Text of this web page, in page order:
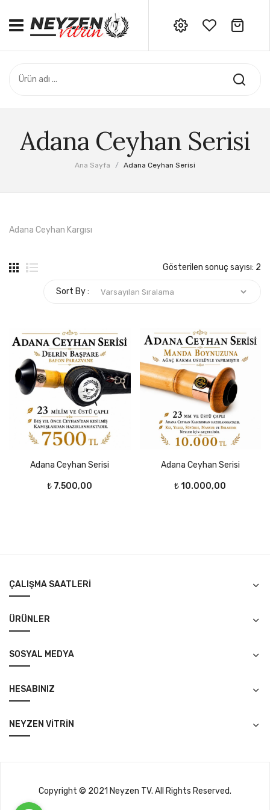
ANASAYFA
ADANA CEYHAN SERI
AKSESUAR
No products in the cart.
Adana Ceyhan Serisi
Ana Sayfa / Adana Ceyhan Serisi
Adana Ceyhan Kargısı
Gösterilen sonuç sayısı: 2
Sort By :
Adana Ceyhan Serisi
₺ 7.500,00
Adana Ceyhan Serisi
₺10.000,00
ÇALIŞMA SAATLERI
ÜRÜNLER
SOSYAL MEDYA
HESABINIZ
NEYZEN VITRIN
Copyright © 2021 Neyzen TV. All Rights Reserved.